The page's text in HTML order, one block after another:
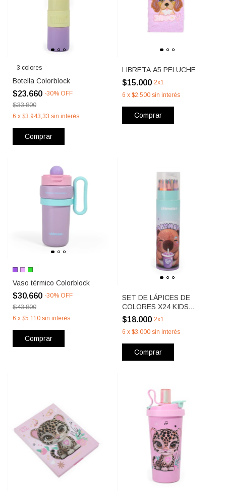
3 colores
Botella Colorblock
$23.660 -30% OFF
$33.800
6 x $3.943,33 sin interés
Comprar
LIBRETA A5 PELUCHE
$15.000 2x1
6 x $2.500 sin interés
Comprar
Vaso térmico Colorblock
$30.660 -30% OFF
$43.800
6 x $5.110 sin interés
Comprar
SET DE LÁPICES DE
COLORES X24 KIDS
CAPYMOLA
$18.000 2x1
6 x $3.000 sin interés
Comprar